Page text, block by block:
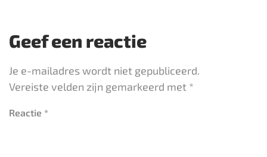
Geef een reactie
Je e-mailadres wordt niet gepubliceerd.
Vereiste velden zijn gemarkeerd met *
Reactie *